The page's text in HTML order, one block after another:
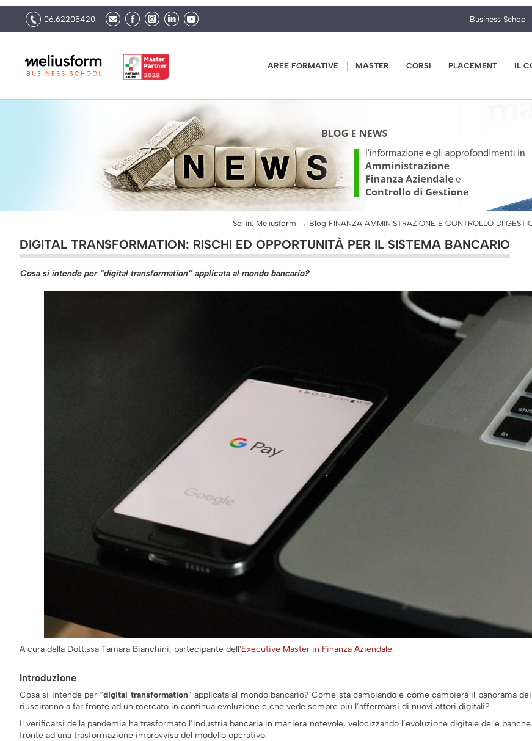
06.62205420 Business School
AREE FORMATIVE MASTER CORSI PLACEMENT IL
Sei in: Meliusform → Blog FINANZA AMMINISTRAZIONE E CONTROLLO DI
DIGITAL TRANSFORMATION: RISCHI ED OPPORTUNITÀ PER IL SISTEMA BANCARIO
Cosa si intende per “digital transformation” applicata al mondo bancario?
A cura della Dott.ssa Tamara Bianchini, partecipante dell'Executive Master in Finanza Aziendale.
Introduzione
Cosa si intende per “digital transformation” applicata al mondo bancario? Come sta cambiando e come cambierà il panorama
riusciranno a far fronte ad un mercato in continua evoluzione e che vede sempre più l’affermarsi di nuovi attori digitali?
Il verificarsi della pandemia ha trasformato l’industria bancaria in maniera notevole, velocizzando l’evoluzione digitale delle
fronte ad una trasformazione improvvisa del modello operativo.